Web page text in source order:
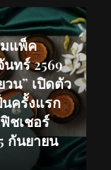
แพ็ค
ทร์ 2569
น” เปิดตัว
ครั้งแรก
ชเชอร์
กันยายน